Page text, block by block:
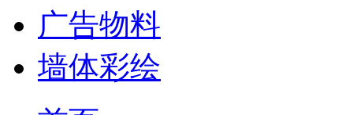
广告物料
墙体彩绘